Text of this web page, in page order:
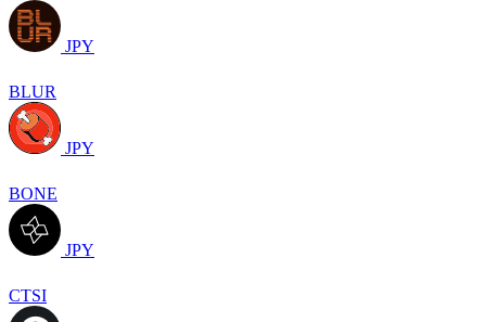
JPY
BLUR
JPY
BONE
JPY
CTSI